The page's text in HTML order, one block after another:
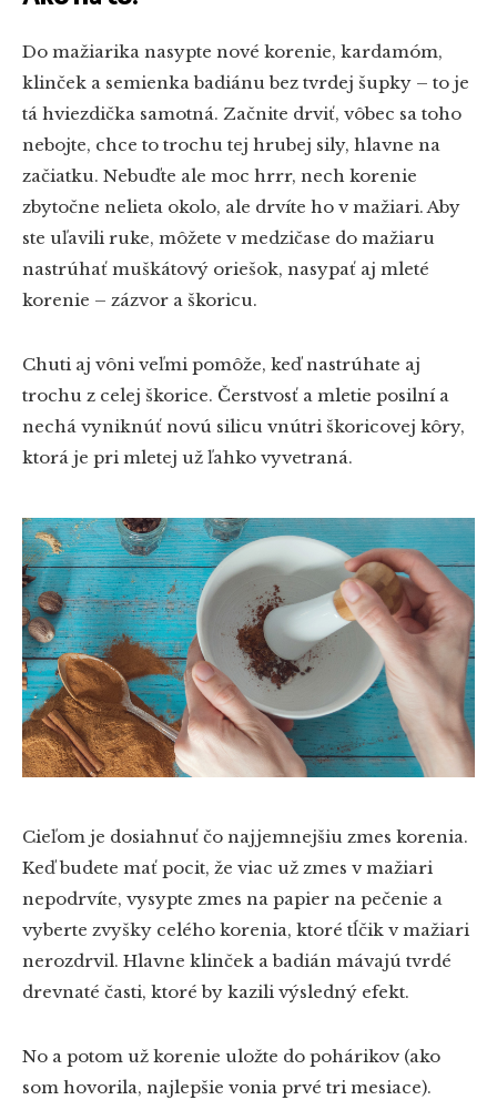
Do mažiarika nasypte nové korenie, kardamóm,
klinček a semienka badiánu bez tvrdej šupky – to je
tá hviezdička samotná. Začnite drviť, vôbec sa toho
nebojte, chce to trochu tej hrubej sily, hlavne na
začiatku. Nebuďte ale moc hrrr, nech korenie
zbytočne nelieta okolo, ale drvíte ho v mažiari. Aby
ste uľavili ruke, môžete v medzičase do mažiaru
nastrúhať muškátový oriešok, nasypať aj mleté
korenie – zázvor a škoricu.
Chuti aj vôni veľmi pomôže, keď nastrúhate aj
trochu z celej škorice. Čerstvosť a mletie posilní a
nechá vyniknúť novú silicu vnútri škoricovej kôry,
ktorá je pri mletej už ľahko vyvetraná.
Cieľom je dosiahnuť čo najjemnejšiu zmes korenia.
Keď budete mať pocit, že viac už zmes v mažiari
nepodrvíte, vysypte zmes na papier na pečenie a
vyberte zvyšky celého korenia, ktoré tĺčik v mažiari
nerozdrvil. Hlavne klinček a badián mávajú tvrdé
drevnaté časti, ktoré by kazili výsledný efekt.
No a potom už korenie uložte do pohárikov (ako
som hovorila, najlepšie vonia prvé tri mesiace).